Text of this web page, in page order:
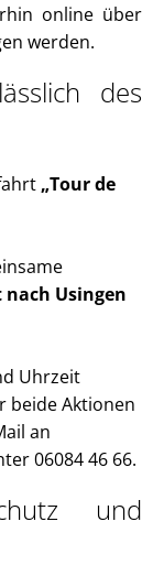
online über
werden.
des
„Tour de
Usingen
Uhrzeit
beide Aktionen
an
06084 46 66.
und